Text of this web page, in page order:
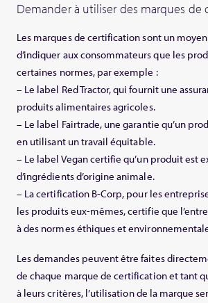
Demander à utiliser des marques de
Les marques de certification sont un
d’indiquer aux consommateurs que les
certaines normes, par exemple :
– Le label Red Tractor, qui fournit une
produits alimentaires agricoles.
– Le label Fairtrade, une garantie qu’un
en utilisant un travail équitable.
– Le label Vegan certifie qu’un produit est
d’ingrédients d’origine animale.
– La certification B-Corp, pour les
les produits eux-mêmes, certifie que
à des normes éthiques et
Les demandes peuvent être faites
de chaque marque de certification et tant
à leurs critères, l’utilisation de la marque